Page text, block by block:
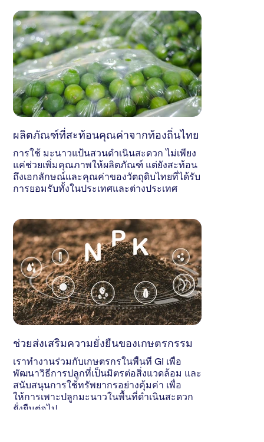
ผลิตภัณฑ์ที่สะท้อนคุณค่าจากท้องถิ่นไทย
การใช้ มะนาวแป้นสวนดำเนินสะดวก ไม่เพียง
แค่ช่วยเพิ่มคุณภาพให้ผลิตภัณฑ์ แต่ยังสะท้อน
ถึงเอกลักษณ์และคุณค่าของวัตถุดิบไทยที่ได้รับ
การยอมรับทั้งในประเทศและต่างประเทศ
ช่วยส่งเสริมความยั่งยืนของเกษตรกรรม
เราทำงานร่วมกับเกษตรกรในพื้นที่ GI เพื่อ
พัฒนาวิธีการปลูกที่เป็นมิตรต่อสิ่งแวดล้อม และ
สนับสนุนการใช้ทรัพยากรอย่างคุ้มค่า เพื่อ
ให้การเพาะปลูกมะนาวในพื้นที่ดำเนินสะดวก
ยั่งยืนต่อไป